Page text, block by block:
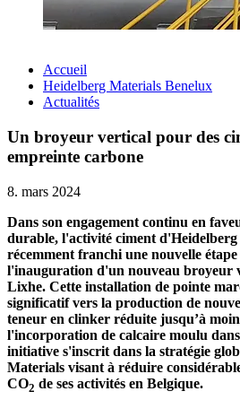
Accueil
Heidelberg Materials Benelux
Actualités
Un broyeur vertical pour des
empreinte carbone
8. mars 2024
Dans son engagement continu en
durable, l'activité ciment
récemment franchi une nouvelle
l'inauguration d'un nouveau broyeur
Lixhe. Cette installation de pointe
significatif vers la production de
teneur en clinker réduite jusqu’à
l'incorporation de calcaire moulu dans
initiative s'inscrit dans la stratégie
Materials visant à réduire
CO2 de ses activités en Belgique.